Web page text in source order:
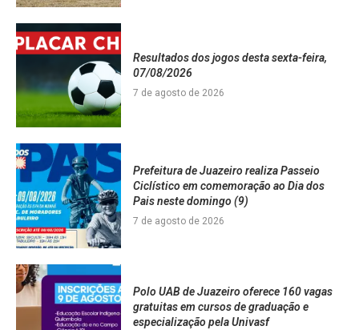
Resultados dos jogos desta sexta-feira,
07/08/2026
7 de agosto de 2026
Prefeitura de Juazeiro realiza Passeio
Ciclístico em comemoração ao Dia dos
Pais neste domingo (9)
7 de agosto de 2026
Polo UAB de Juazeiro oferece 160 vagas
gratuitas em cursos de graduação e
especialização pela Univasf